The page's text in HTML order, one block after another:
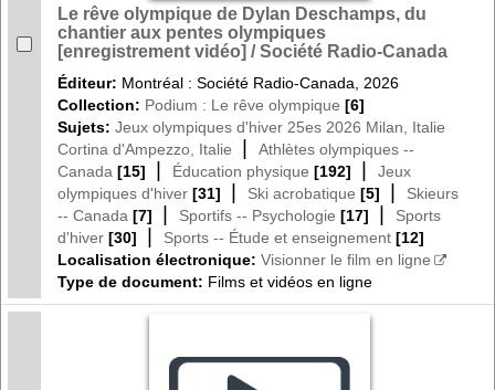
Le rêve olympique de Dylan Deschamps, du
chantier aux pentes olympiques
[enregistrement vidéo] / Société Radio-Canada
Éditeur: Montréal : Société Radio-Canada, 2026
Collection: Podium : Le rêve olympique [6]
Sujets: Jeux olympiques d'hiver 25es 2026 Milan, Italie
Cortina d'Ampezzo, Italie
|
Athlètes olympiques --
Canada [15] | Éducation physique [192] |
Jeux
olympiques d'hiver [31] | Ski acrobatique [5] |
Skieurs
-- Canada [7] | Sportifs -- Psychologie [17] |
Sports
d'hiver [30] | Sports -- Étude et enseignement [12]
Localisation électronique: Visionner le film en ligne
Type de document: Films et vidéos en ligne